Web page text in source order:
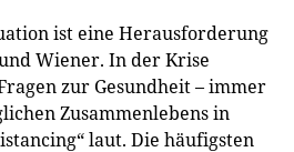
ist eine Herausforderung
Wiener. In der Krise
zur Gesundheit – immer
Zusammenlebens in
laut. Die häufigsten